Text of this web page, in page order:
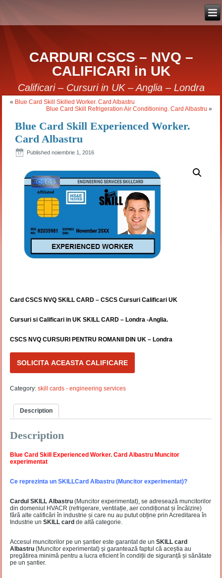
CARDURI CSCS – NVQ –
CALIFICARI in UK
Calificari – Cursuri in UK – Anglia – Londra
« Blue Card Skill Skilled Worker. Card Albastru
Blue Card Skill Refrigeration Air Conditioning. Card Albastru »
Blue Card Skill Experienced Worker.
Card Albastru
Published noiembrie 1, 2016
Card CSCS NVQ SKILL CARD – CSCS Cursuri Calificari UK
Cursuri si Calificari in UK SKILL CARD – Londra -Anglia.
CSCS NVQ CURSURI PENTRU ROMANII DIN UK – Londra
SOLICITA ACEASTA CALIFICARE
Category:skill cards - engineering services
Description
Description
Blue Card Skill Experienced Worker. Card Albastru Muncitor
experimentat
Ce reprezinta un SKILLCard Albastru (Muncitor experimentat)?
Cardul SKILL Albastru (Muncitor experimentat), se adresează muncitorilor
din domeniul HVACR (refrigerare, ventilație, aer condiționat și încălzire)
fără alte calificări în industrie și care nu au putut obține prin Acreditarea în
Industrie unSKILL card de altă categorie.
Accesul muncitorilor pe un șantier este garantat de unSKILL card
Albastru (Muncitor experimentat) și garantează faptul că aceștia au
pregătirea minimă pentru a lucra eficient în condiții de siguranță și sănătate
pe un șantier.